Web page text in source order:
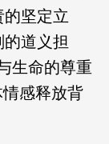
坚定立
道义担
生命的尊重
感释放背